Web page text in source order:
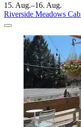
15. Aug.–16. Aug.
Riverside Meadows